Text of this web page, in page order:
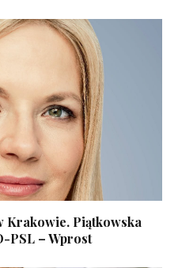
Krakowie. Piątkowska
PSL – Wprost